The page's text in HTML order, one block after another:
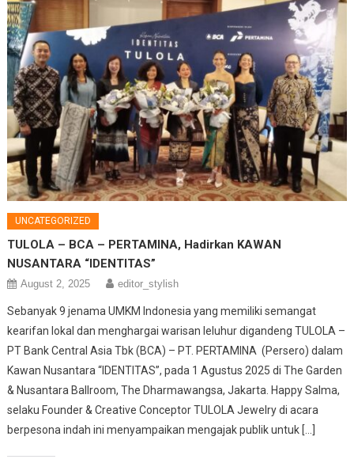
UNCATEGORIZED
TULOLA – BCA – PERTAMINA, Hadirkan KAWAN
NUSANTARA “IDENTITAS”
August 2, 2025 editor_stylish
Sebanyak 9 jenama UMKM Indonesia yang memiliki semangat
kearifan lokal dan menghargai warisan leluhur digandeng TULOLA –
PT Bank Central Asia Tbk (BCA) – PT. PERTAMINA (Persero) dalam
Kawan Nusantara “IDENTITAS”, pada 1 Agustus 2025 di The Garden
& Nusantara Ballroom, The Dharmawangsa, Jakarta. Happy Salma,
selaku Founder & Creative Conceptor TULOLA Jewelry di acara
berpesona indah ini menyampaikan mengajak publik untuk […]